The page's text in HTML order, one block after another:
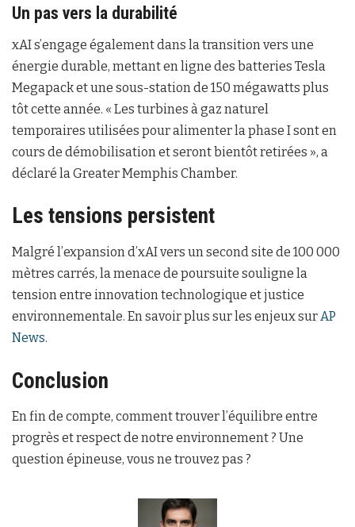
Un pas vers la durabilité
xAI s’engage également dans la transition vers une
énergie durable, mettant en ligne des batteries Tesla
Megapack et une sous-station de 150 mégawatts plus
tôt cette année. « Les turbines à gaz naturel
temporaires utilisées pour alimenter la phase I sont en
cours de démobilisation et seront bientôt retirées », a
déclaré la Greater Memphis Chamber.
Les tensions persistent
Malgré l’expansion d’xAI vers un second site de 100 000
mètres carrés, la menace de poursuite souligne la
tension entre innovation technologique et justice
environnementale. En savoir plus sur les enjeux surAP
News.
Conclusion
En fin de compte, comment trouver l’équilibre entre
progrès et respect de notre environnement ? Une
question épineuse, vous ne trouvez pas ?